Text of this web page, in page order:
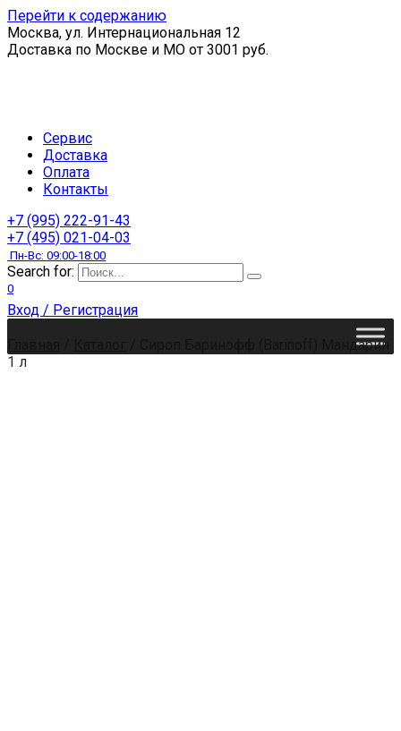
Перейти к содержанию
Москва, ул. Интернациональная 12
Доставка по Москве и МО от 3001 руб.
Сервис
Доставка
Оплата
Контакты
+7 (995) 222-91-43
+7 (495) 021-04-03
Пн-Вс: 09:00-18:00
Search for:
0
Вход / Регистрация
Сироп Баринофф (Barinoff) Мандарин
1 л